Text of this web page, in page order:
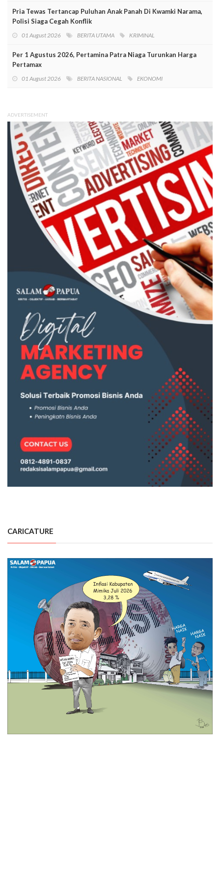
Pria Tewas Tertancap Puluhan Anak Panah Di Kwamki Narama,
Polisi Siaga Cegah Konflik
01 August 2026 BERITA UTAMA KRIMINAL
Per 1 Agustus 2026, Pertamina Patra Niaga Turunkan Harga
Pertamax
01 August 2026 BERITA NASIONAL EKONOMI
ADVERTISEMENT
CARICATURE